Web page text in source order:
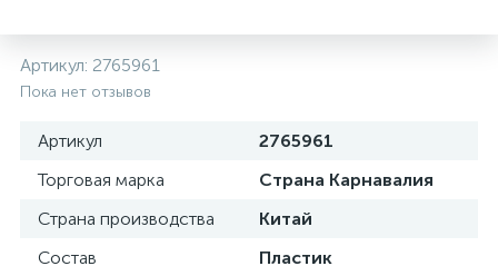
Артикул: 2765961
Пока нет отзывов
Артикул
2765961
Торговая марка
Страна Карнавалия
Страна производства
Китай
Состав
Пластик